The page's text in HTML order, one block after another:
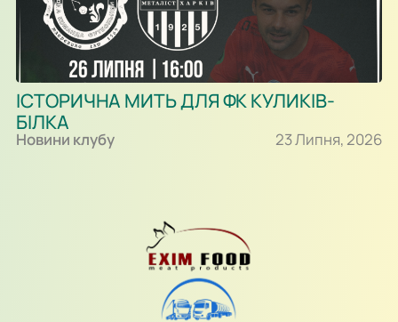
ІСТОРИЧНА МИТЬ ДЛЯ ФК КУЛИКІВ-
БІЛКА
Новини клубу 23 Липня, 2026